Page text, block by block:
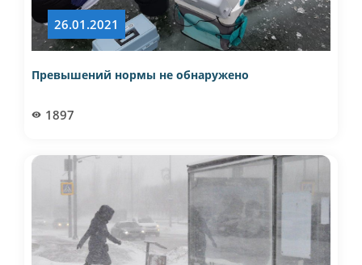
26.01.2021
Превышений нормы не обнаружено
1897